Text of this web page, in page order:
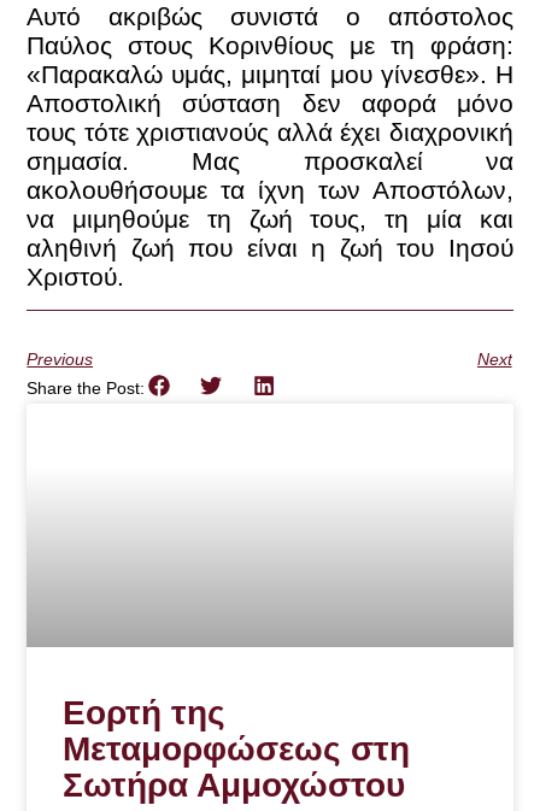
Αυτό ακριβώς συνιστά ο απόστολος
Παύλος στους Κορινθίους με τη φράση:
«Παρακαλώ υμάς, μιμηταί μου γίνεσθε». Η
Αποστολική σύσταση δεν αφορά μόνο
τους τότε χριστιανούς αλλά έχει διαχρονική
σημασία. Μας προσκαλεί να
ακολουθήσουμε τα ίχνη των Αποστόλων,
να μιμηθούμε τη ζωή τους, τη μία και
αληθινή ζωή που είναι η ζωή του Ιησού
Χριστού.
Previous
Next
Share the Post:
Εορτή της
Μεταμορφώσεως στη
Σωτήρα Αμμοχώστου